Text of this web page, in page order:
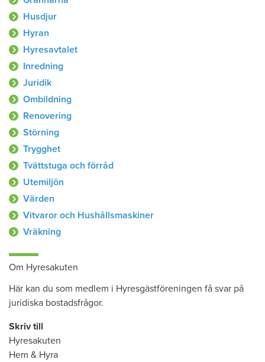
Husdjur
Hyran
Hyresavtalet
Inredning
Juridik
Ombildning
Renovering
Störning
Trygghet
Tvättstuga och förråd
Utemiljön
Värden
Vitvaror och Hushållsmaskiner
Vräkning
Om Hyresakuten
Här kan du som medlem i Hyresgästföreningen få svar på
juridiska bostadsfrågor.
Skriv till
Hyresakuten
Hem & Hyra